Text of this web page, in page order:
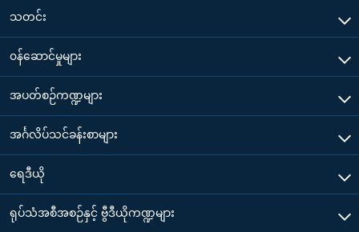
သတင်း
၀န်ဆောင်မှုများ
အပတ်စဉ်ကဏ္ဍများ
အင်္ဂလိပ်သင်ခန်းစာများ
ရေဒီယို
ရုပ်သံအစီအစဉ်နှင့် ဗွီဒီယိုကဏ္ဍများ